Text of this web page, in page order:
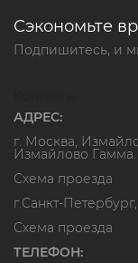
Сэкономьте
Подпишитесь, и
АДРЕС:
г. Москва,
Измайлово Гамма.
Схема проезда
г.Санкт-
Схема проезда
ТЕЛЕФОН: